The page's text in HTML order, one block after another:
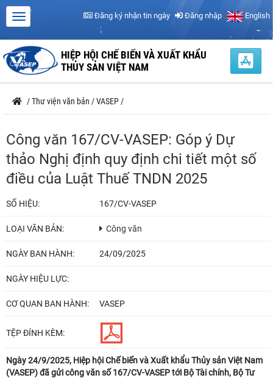
Đăng ký nhận tin ngày Đăng nhập English
HIỆP HỘI CHẾ BIẾN VÀ XUẤT KHẨU
THỦY SẢN VIỆT NAM
/Thư viện văn bản /VASEP /
Công văn 167/CV-VASEP: Góp ý Dự
thảo Nghị định quy định chi tiết một số
điều của Luật Thuế TNDN 2025
SỐ HIỆU: 167/CV-VASEP
LOẠI VĂN BẢN: Công văn
NGÀY BAN HÀNH: 24/09/2025
NGÀY HIỆU LỰC:
CƠ QUAN BAN HÀNH: VASEP
TỆP ĐÍNH KÈM:
Ngày 24/9/2025, Hiệp hội Chế biến và Xuất khẩu Thủy sản Việt Nam
(VASEP) đã gửi công văn số 167/CV-VASEP tới Bộ Tài chính, Bộ Tư